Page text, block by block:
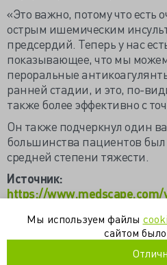
«Это важно, потому что есть
острым ишемическим
предсердий. Теперь у нас
показывающее, что мы
пероральные
ранней стадии, и это, по-
также более эффективно с
Он также подчеркнул один
большинства пациентов был
средней степени тяжести.
Источник:
https://www.medscape.com/
Мы используем файлы
сайтом